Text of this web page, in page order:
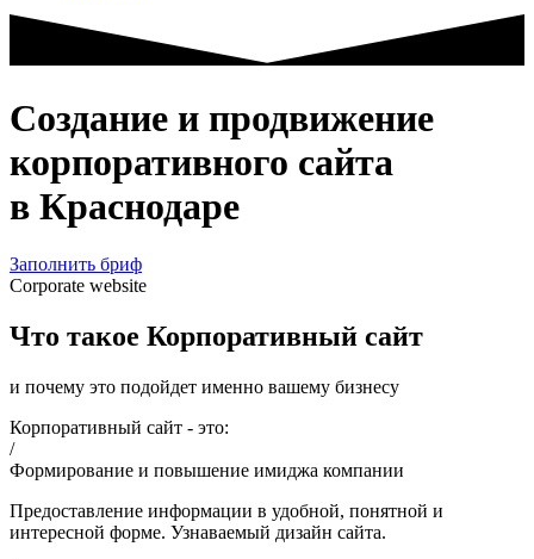
Создание и продвижение
корпоративного сайта
в Краснодаре
Заполнить бриф
Corporate website
Что такое Корпоративный сайт
и почему это подойдет именно вашему бизнесу
Корпоративный сайт - это:
/
Формирование и повышение имиджа компании
Предоставление информации в удобной, понятной и
интересной форме. Узнаваемый дизайн сайта.